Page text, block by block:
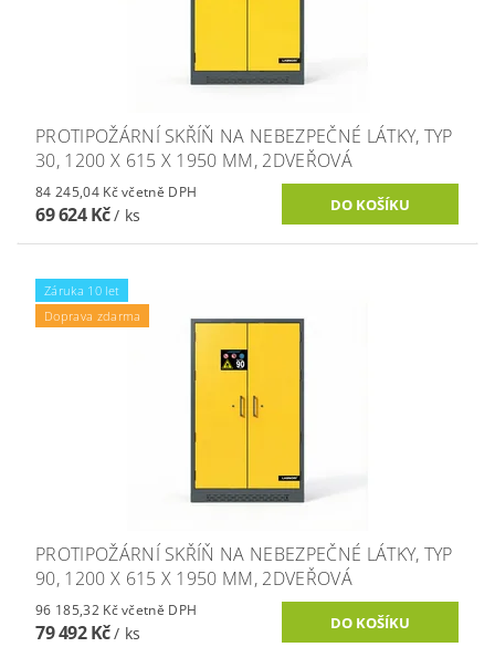
PROTIPOŽÁRNÍ SKŘÍŇ NA NEBEZPEČNÉ LÁTKY, TYP
30, 1200 X 615 X 1950 MM, 2DVEŘOVÁ
84 245,04 Kč včetně DPH
69 624 Kč/ ks
Záruka 10 let
Doprava zdarma
PROTIPOŽÁRNÍ SKŘÍŇ NA NEBEZPEČNÉ LÁTKY, TYP
90, 1200 X 615 X 1950 MM, 2DVEŘOVÁ
96 185,32 Kč včetně DPH
79 492 Kč/ ks